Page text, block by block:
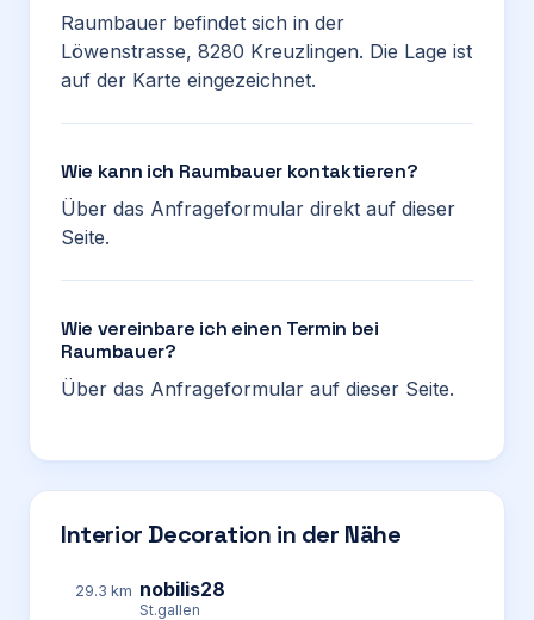
Raumbauer befindet sich in der
Löwenstrasse, 8280 Kreuzlingen. Die Lage ist
auf der Karte eingezeichnet.
Wie kann ich Raumbauer kontaktieren?
Über das Anfrageformular direkt auf dieser
Seite.
Wie vereinbare ich einen Termin bei
Raumbauer?
Über das Anfrageformular auf dieser Seite.
Interior Decoration in der Nähe
29.3 km nobilis28
St.gallen